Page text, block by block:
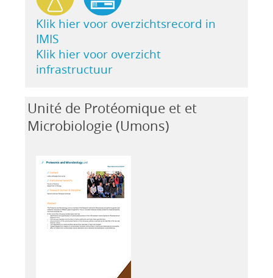
Klik hier voor overzichtsrecord in
IMIS
Klik hier voor overzicht
infrastructuur
Unité de Protéomique et et
Microbiologie (Umons)